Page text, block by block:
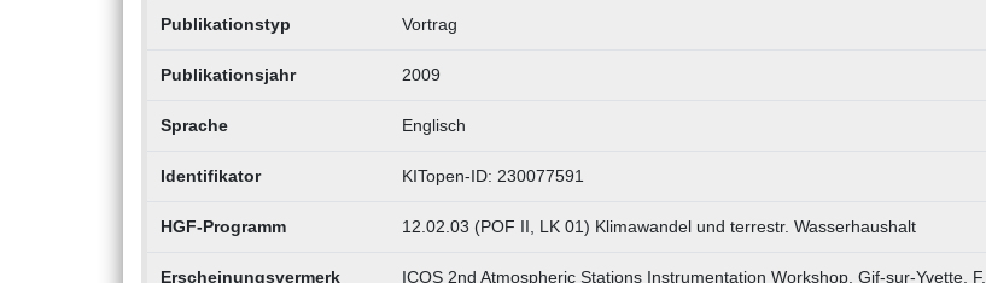
Publikationstyp Vortrag
Publikationsjahr 2009
Sprache Englisch
Identifikator KITopen-ID: 230077591
HGF-Programm 12.02.03 (POF II, LK 01) Klimawandel und terrestr. Wasserhaushalt
Erscheinungsvermerk
ICOS 2nd Atmospheric Stations Instrumentation Workshop, Gif-sur-Yvette, F,